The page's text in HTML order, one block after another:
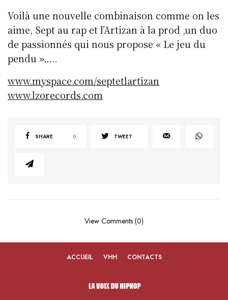
Voilà une nouvelle combinaison comme on les
aime, Sept au rap et l’Artizan à la prod ,un duo
de passionnés qui nous propose « Le jeu du
pendu »…..
www.myspace.com/septetlartizan
www.lzorecords.com
SHARE 0 TWEET
View Comments (0)
ACCUEIL VHH CONTACTS